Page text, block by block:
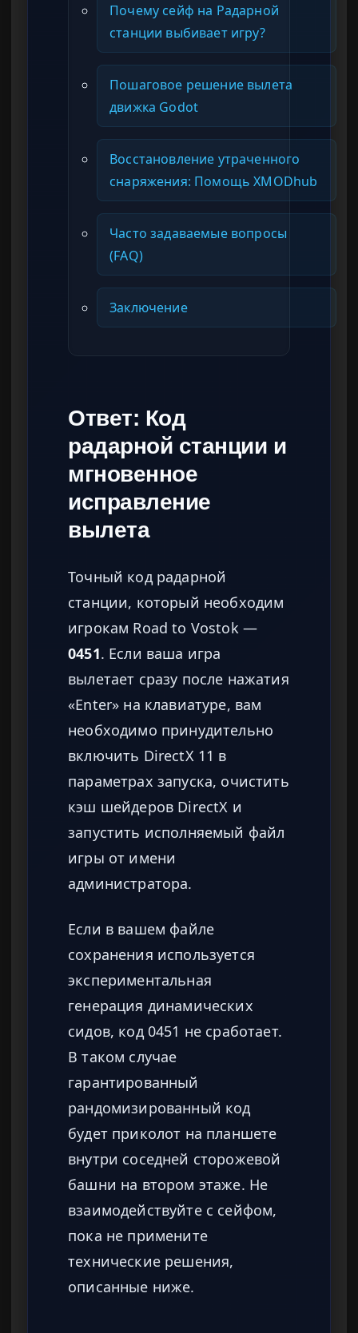
Почему сейф на Радарной
станции выбивает игру?
Пошаговое решение вылета
движка Godot
Восстановление утраченного
снаряжения: Помощь XMODhub
Часто задаваемые вопросы
(FAQ)
Заключение
Ответ: Код
радарной станции и
мгновенное
исправление
вылета
Точный код радарной
станции, который необходим
игрокам Road to Vostok —
0451. Если ваша игра
вылетает сразу после нажатия
«Enter» на клавиатуре, вам
необходимо принудительно
включить DirectX 11 в
параметрах запуска, очистить
кэш шейдеров DirectX и
запустить исполняемый файл
игры от имени
администратора.
Если в вашем файле
сохранения используется
экспериментальная
генерация динамических
сидов, код 0451 не сработает.
В таком случае
гарантированный
рандомизированный код
будет приколот на планшете
внутри соседней сторожевой
башни на втором этаже. Не
взаимодействуйте с сейфом,
пока не примените
технические решения,
описанные ниже.